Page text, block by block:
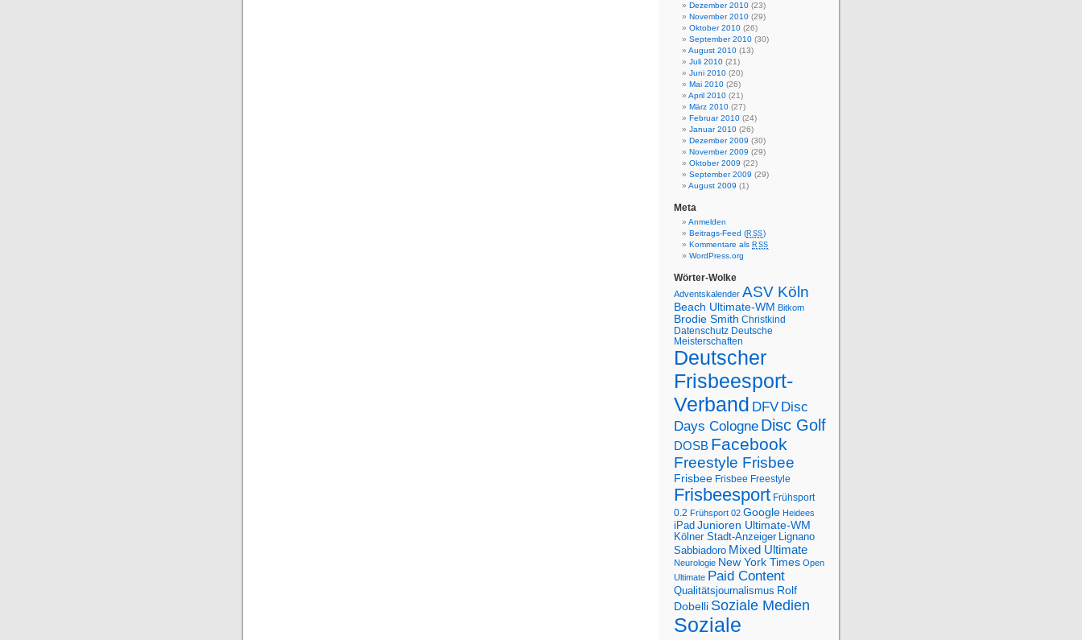
Dezember 2010 (23)
November 2010 (29)
Oktober 2010 (26)
September 2010 (30)
August 2010 (13)
Juli 2010 (21)
Juni 2010 (20)
Mai 2010 (26)
April 2010 (21)
März 2010 (27)
Februar 2010 (24)
Januar 2010 (26)
Dezember 2009 (30)
November 2009 (29)
Oktober 2009 (22)
September 2009 (29)
August 2009 (1)
Meta
Anmelden
Beitrags-Feed (RSS)
Kommentare als RSS
WordPress.org
Wörter-Wolke
Adventskalender ASV Köln
Beach Ultimate-WM Bitkom
Brodie Smith Christkind
Datenschutz Deutsche
Meisterschaften
Deutscher
Frisbeesport-
Verband DFV Disc
Days Cologne Disc Golf
DOSB Facebook
Freestyle Frisbee
Frisbee Frisbee Freestyle
Frisbeesport Frühsport
0.2 Frühsport 02 Google Heidees
iPad Junioren Ultimate-WM
Kölner Stadt-Anzeiger Lignano
Sabbiadoro Mixed Ultimate
Neurologie New York Times Open
Ultimate Paid Content
Qualitätsjournalismus Rolf
Dobelli Soziale Medien
Soziale